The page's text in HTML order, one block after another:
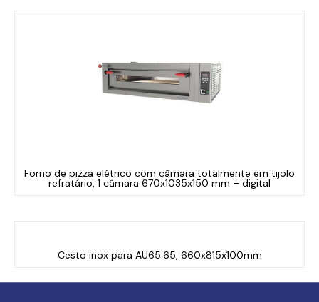
Forno de pizza elétrico com câmara totalmente em tijolo
refratário, 1 câmara 670x1035x150 mm – digital
Cesto inox para AU65.65, 660x815x100mm